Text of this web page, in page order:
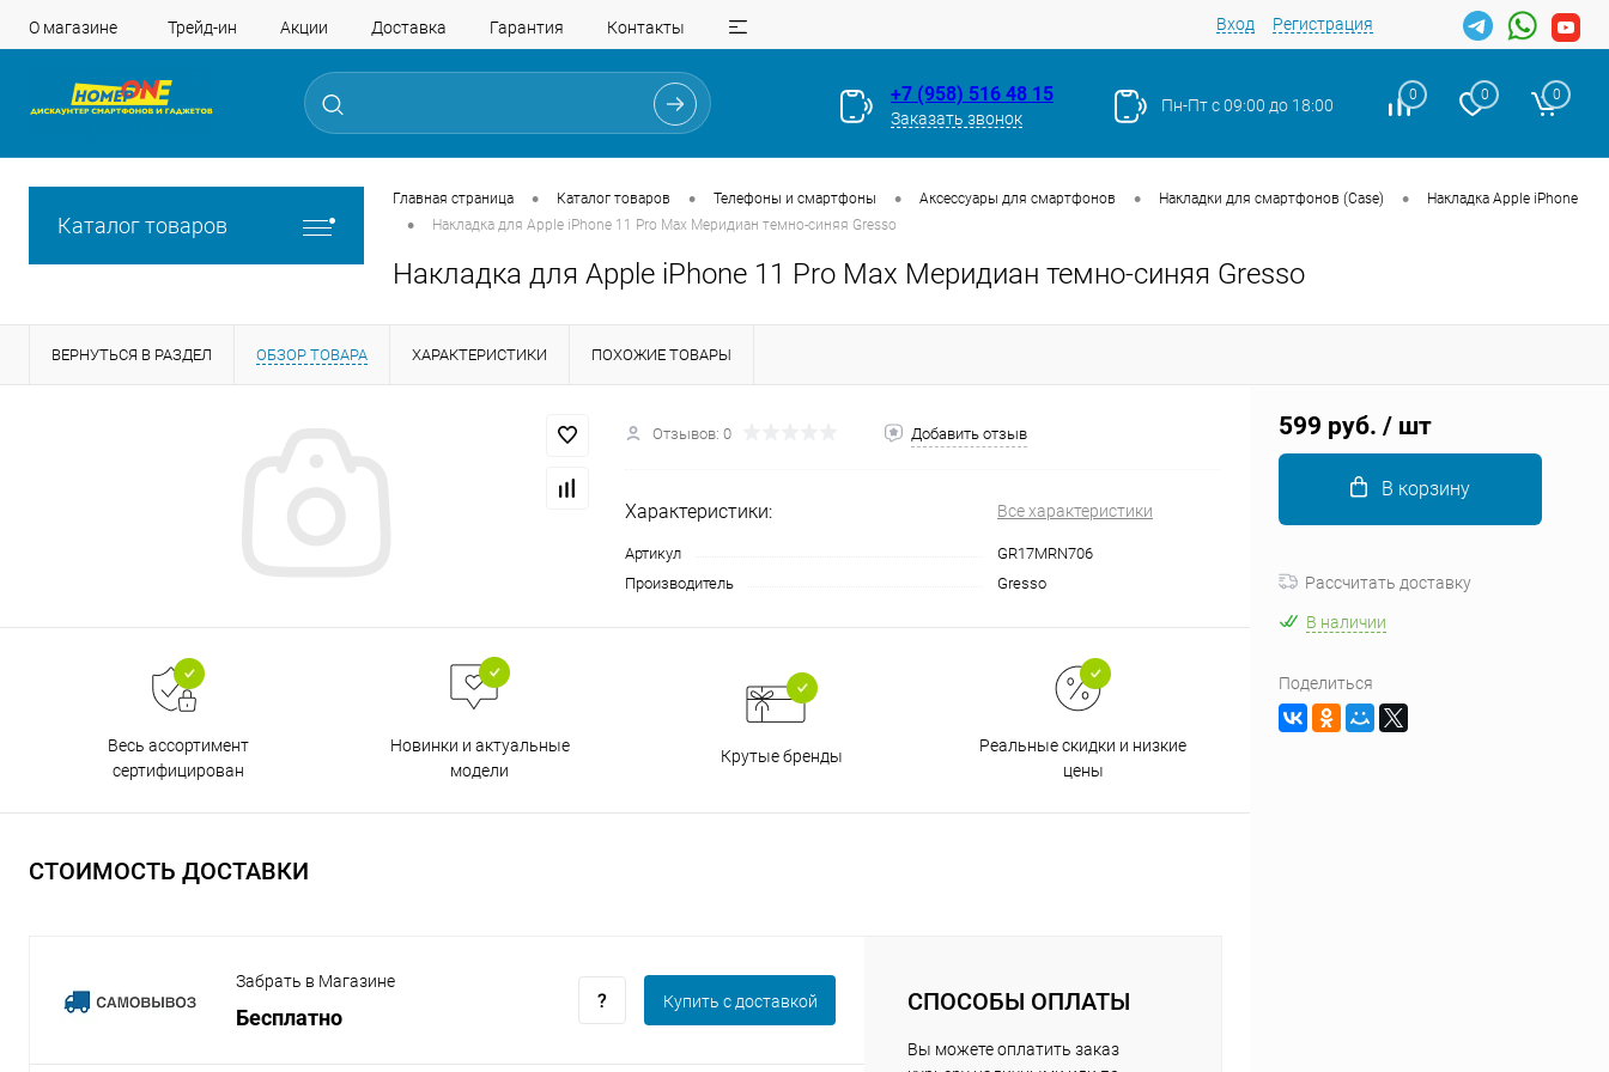
О магазине Трейд-ин Акции Доставка Гарантия Контакты Вход Регистрация
+7 (958) 516 48 15
Заказать звонок
Пн-Пт с 09:00 до 18:00
0 0 0
Каталог товаров
Главная страница • Каталог товаров • Телефоны и смартфоны • Аксессуары для смартфонов • Накладки для смартфонов (Case) • Накладка Apple iPhone
• Накладка для Apple iPhone 11 Pro Max Меридиан темно-синяя Gresso
Накладка для Apple iPhone 11 Pro Max Меридиан темно-синяя Gresso
ВЕРНУТЬСЯ В РАЗДЕЛ ОБЗОР ТОВАРА ХАРАКТЕРИСТИКИ ПОХОЖИЕ ТОВАРЫ
Отзывов: 0 Добавить отзыв
Характеристики: Все характеристики
Артикул
GR17MRN706
Производитель
Gresso
Весь ассортимент
сертифицирован
Новинки и актуальные
модели
Крутые бренды
Реальные скидки и низкие
цены
СТОИМОСТЬ ДОСТАВКИ
Забрать в Магазине
Бесплатно
Купить c доставкой СПОСОБЫ ОПЛАТЫ
Вы можете оплатить заказ
599 руб. / шт
В корзину
Рассчитать доставку
В наличии
Поделиться
Разбейте
на частибез переплат
25% картой любого банка